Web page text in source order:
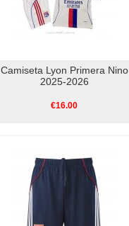
Camiseta Lyon Primera Nino
2025-2026
€16.00